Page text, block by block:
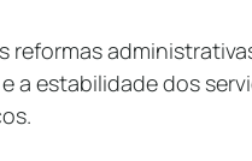
a estabilidade dos